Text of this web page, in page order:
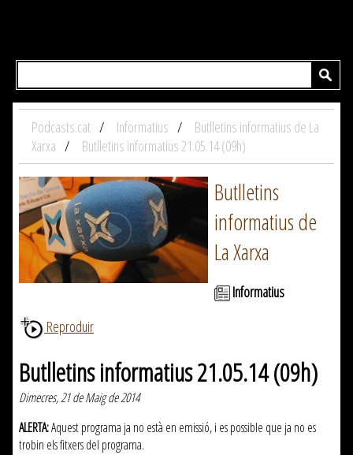
Podcasts.cat Informatius
Butlletins informatius de La
Xarxa
Butlletins informatius 21.05.14 (09h)
Butlletins
informatius de
La Xarxa
Informatius
Reproduir
Butlletins informatius 21.05.14 (09h)
Dimecres, 21 de Maig de 2014
ALERTA:Aquest programa ja no està en emissió, i es possible que ja no es
trobin els fitxers del programa.